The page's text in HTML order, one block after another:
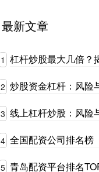
最新文章
1 杠杆炒股最大几倍？
2 炒股资金杠杆：风险
3 线上杠杆炒股：风险
4 全国配资公司排名榜
5 青岛配资平台排名